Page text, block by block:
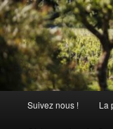
Aller
au
contenu
principal
Aller
au
contenu
secondaireChâteau
La passion comme
principal
Suivez nous ! La